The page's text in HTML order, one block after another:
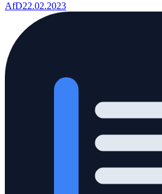
AfD22.02.2023